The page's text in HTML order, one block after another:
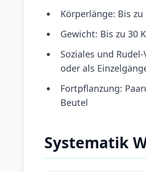
Körperlänge: Bis
Gewicht: Bis zu 30
Soziales und
oder als
Fortpflanzung:
Beutel
Systematik